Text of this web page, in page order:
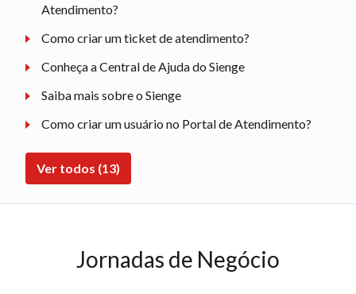
Atendimento?
Como criar um ticket de atendimento?
Conheça a Central de Ajuda do Sienge
Saiba mais sobre o Sienge
Como criar um usuário no Portal de Atendimento?
Ver todos (13)
Jornadas de Negócio